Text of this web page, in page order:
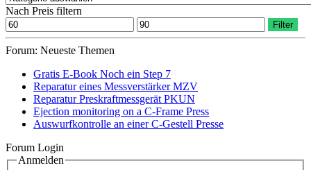
Nach Preis filtern
Min.
Preis
Max.
Preis
Filter
Forum: Neueste Themen
Gratis E-Book Noch ein Step 7
Reparatur eines Messverstärker MZV
Reparatur Preskraftmessgerät PKUN
Ejection monitoring on a C-Frame Press
Auswurfkontrolle an einer C-Gestell Presse
Forum Login
Anmelden